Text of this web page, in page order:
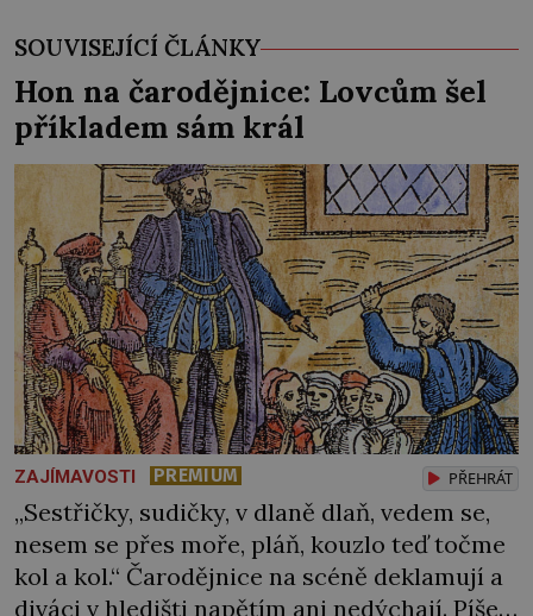
SOUVISEJÍCÍ ČLÁNKY
Hon na čarodějnice: Lovcům šel
příkladem sám král
ZAJÍMAVOSTI PREMIUM PŘEHRÁT
„Sestřičky, sudičky, v dlaně dlaň, vedem se,
nesem se přes moře, pláň, kouzlo teď točme
kol a kol.“ Čarodějnice na scéně deklamují a
diváci v hledišti napětím ani nedýchají. Píše